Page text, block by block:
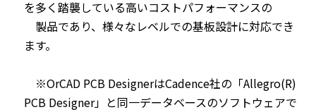
を多く踏襲している高いコストパフォーマンスの
製品であり、様々なレベルでの基板設計に対応でき
ます。
※OrCAD PCB DesignerはCadence社の「Allegro(R)
PCB Designer」と同一データベースのソフトウェアで